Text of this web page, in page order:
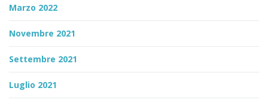
Marzo 2022
Novembre 2021
Settembre 2021
Luglio 2021